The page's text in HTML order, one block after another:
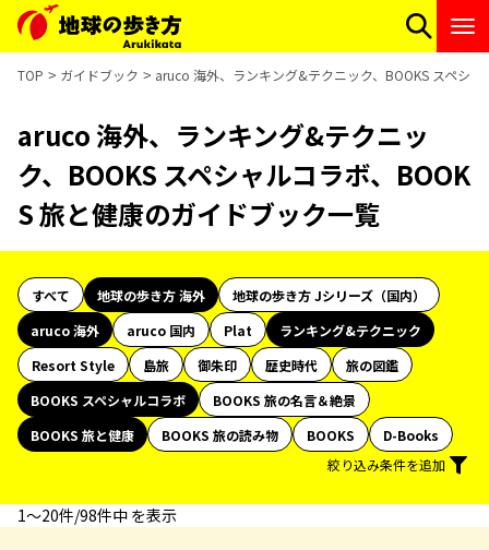
TOP ガイドブック aruco 海外、ランキング&テクニック、BOOKS スペシ
aruco 海外、ランキング&テクニッ
ク、BOOKS スペシャルコラボ、BOOK
S 旅と健康のガイドブック一覧
すべて 地球の歩き方 海外
地球の歩き方 Jシリーズ（国内）
aruco 海外
aruco 国内 Plat
ランキング&テクニック
Resort Style
島旅 御朱印 歴史時代
旅の図鑑
BOOKS スペシャルコラボ
BOOKS 旅の名言＆絶景
BOOKS 旅と健康
BOOKS 旅の読み物 BOOKS
D-Books
絞り込み条件を追加
1〜20件/98件中 を表示